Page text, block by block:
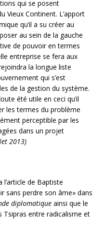
qui se posent
Vieux Continent. L’apport
qu’il a su créer au
au sein de la gauche
de pouvoir en termes
entreprise se fera aux
la longue liste
qui s’est
de la gestion du système.
été utile en ceci qu’il
les termes du problème
perceptible par les
dans un projet
2013)
l’article de Baptiste
sans perdre son âme» dans
diplomatique ainsi que le
Tsipras entre radicalisme et